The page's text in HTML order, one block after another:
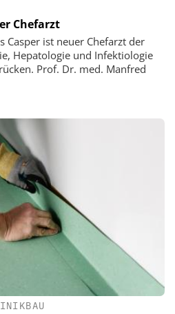
Chefarzt
Casper ist neuer Chefarzt der
Hepatologie und Infektiologie
Prof. Dr. med. Manfred